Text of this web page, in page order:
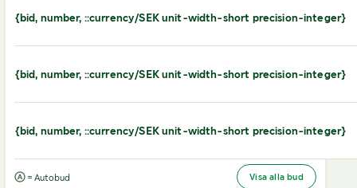
{bid, number, ::currency/SEK unit-width-short precision-integer}
{bid, number, ::currency/SEK unit-width-short precision-integer}
{bid, number, ::currency/SEK unit-width-short precision-integer}
= Autobud Visa alla bud